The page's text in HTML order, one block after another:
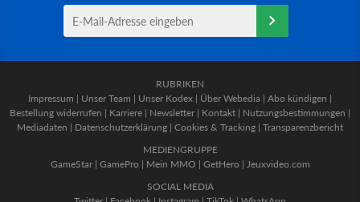
RUBRIKEN
Impressum | Unser Team | Unser Kodex | Über Webedia | Abo kündigen |
Bestellung widerrufen | Karriere | Newsletter | Kontakt | Nutzungsbestimmungen |
Mediadaten | Datenschutzerklärung | Cookies & Tracking | Transparenzbericht
MEDIENGRUPPE
GameStar| GamePro | Mein MMO | GetHero | Jeuxvideo.com
SOCIAL MEDIA